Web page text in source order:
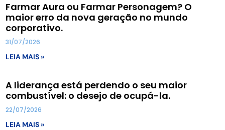
Farmar Aura ou Farmar Personagem? O
maior erro da nova geração no mundo
corporativo.
31/07/2026
LEIA MAIS »
A liderança está perdendo o seu maior
combustível: o desejo de ocupá-la.
22/07/2026
LEIA MAIS »